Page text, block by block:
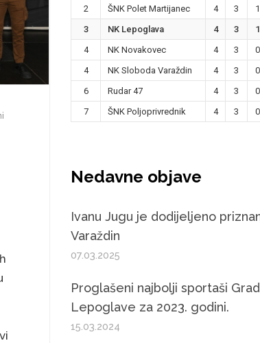
2
ŠNK Polet Martijanec 4 3 1
3
NK Lepoglava 4 3 1
4
NK Novakovec 4 3 0
4
NK Sloboda Varaždin 4 3 0
6
Rudar 47 4 3 0
7
ŠNK Poljoprivrednik 4 3 0
Nedavne objave
Ivanu Jugu je dodijeljeno
Varaždin
07.03.2025
Proglašeni najbolji sportaši
Lepoglave za 2023. godini.
15.03.2024